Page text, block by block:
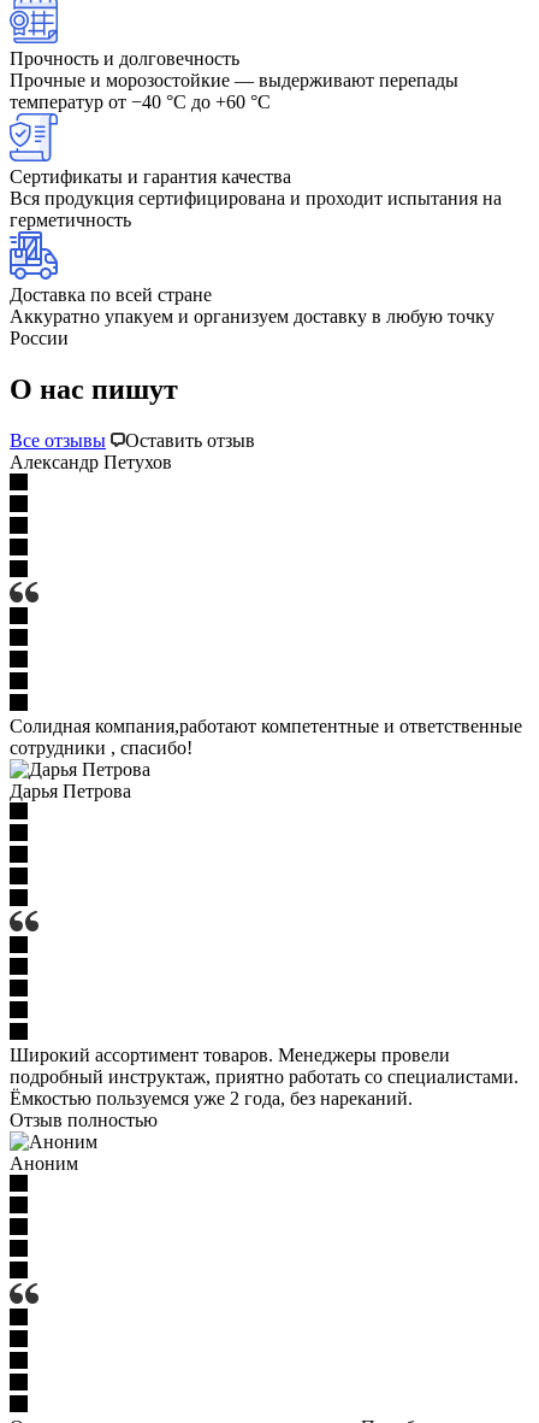
Прочность и долговечность
Прочные и морозостойкие — выдерживают перепады
температур от −40 °C до +60 °C
Сертификаты и гарантия качества
Вся продукция сертифицирована и проходит испытания на
герметичность
Доставка по всей стране
Аккуратно упакуем и организуем доставку в любую точку
России
О нас пишут
Все отзывы
Оставить отзыв
Александр Петухов
Солидная компания,работают компетентные и ответственные
сотрудники , спасибо!
Дарья Петрова
Широкий ассортимент товаров. Менеджеры провели
подробный инструктаж, приятно работать со специалистами.
Ёмкостью пользуемся уже 2 года, без нареканий.
Отзыв полностью
Аноним